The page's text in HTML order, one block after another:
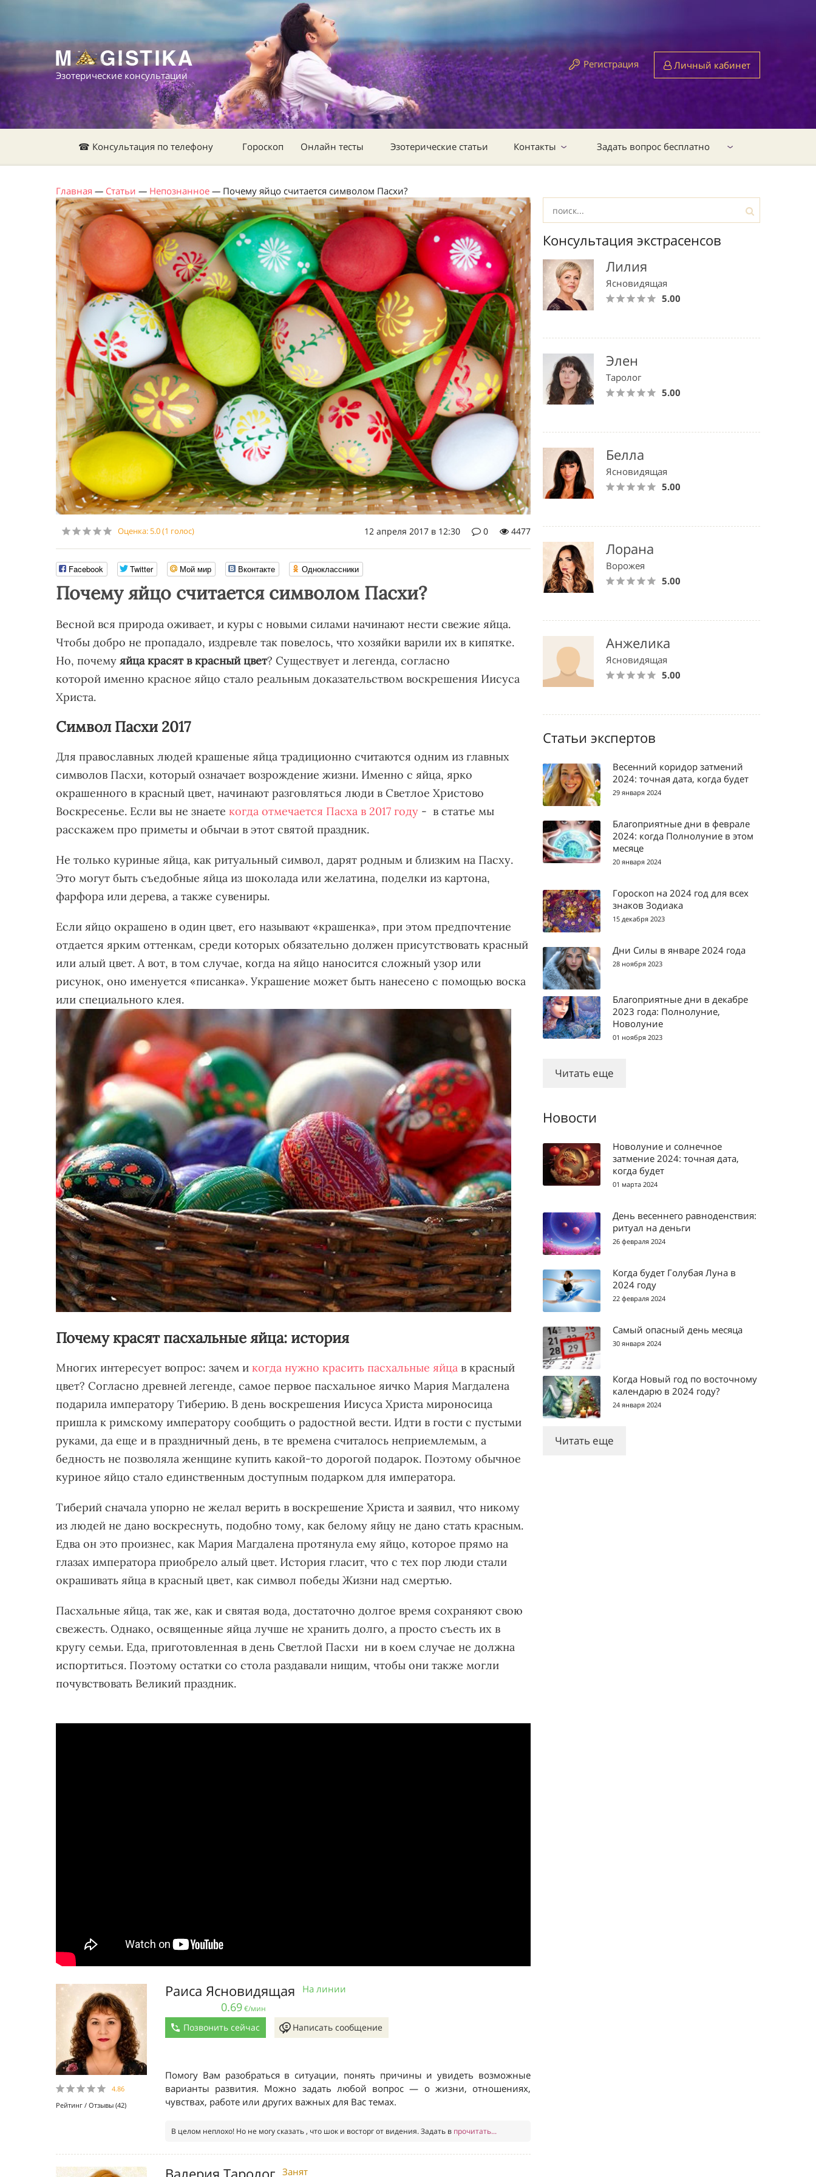
Эзотерические консультации
Регистрация Личный кабинет
☎ Консультация по телефону Гороскоп Онлайн тесты Эзотерические статьи Контакты Задать вопрос бесплатно
Главная — Статьи — Непознанное — Почему яйцо считается символом Пасхи?
Оценка: 5.0(1 голос) 12 апреля 2017 в 12:30 0 4477
Facebook Twitter Мой мир Вконтакте Одноклассники
Почему яйцо считается символом Пасхи?
Весной вся природа оживает, и куры с новыми силами начинают нести свежие яйца.
Чтобы добро не пропадало, издревле так повелось, что хозяйки варили их в кипятке.
Но, почему яйца красят в красный цвет? Существует и легенда, согласно
которой именно красное яйцо стало реальным доказательством воскрешения Иисуса
Христа.
Символ Пасхи 2017
Для православных людей крашеные яйца традиционно считаются одним из главных
символов Пасхи, который означает возрождение жизни. Именно с яйца, ярко
окрашенного в красный цвет, начинают разговляться люди в Светлое Христово
Воскресенье. Если вы не знаете когда отмечается Пасха в 2017 году - в статье мы
расскажем про приметы и обычаи в этот святой праздник.
Не только куриные яйца, как ритуальный символ, дарят родным и близким на Пасху.
Это могут быть съедобные яйца из шоколада или желатина, поделки из картона,
фарфора или дерева, а также сувениры.
Если яйцо окрашено в один цвет, его называют «крашенка», при этом предпочтение
отдается ярким оттенкам, среди которых обязательно должен присутствовать красный
или алый цвет. А вот, в том случае, когда на яйцо наносится сложный узор или
рисунок, оно именуется «писанка». Украшение может быть нанесено с помощью воска
или специального клея.
Почему красят пасхальные яйца: история
Многих интересует вопрос: зачем и когда нужно красить пасхальные яйца в красный
цвет? Согласно древней легенде, самое первое пасхальное яичко Мария Магдалена
подарила императору Тиберию. В день воскрешения Иисуса Христа мироносица
пришла к римскому императору сообщить о радостной вести. Идти в гости с пустыми
руками, да еще и в праздничный день, в те времена считалось неприемлемым, а
бедность не позволяла женщине купить какой-то дорогой подарок. Поэтому обычное
куриное яйцо стало единственным доступным подарком для императора.
Тиберий сначала упорно не желал верить в воскрешение Христа и заявил, что никому
из людей не дано воскреснуть, подобно тому, как белому яйцу не дано стать красным.
Едва он это произнес, как Мария Магдалена протянула ему яйцо, которое прямо на
глазах императора приобрело алый цвет. История гласит, что с тех пор люди стали
окрашивать яйца в красный цвет, как символ победы Жизни над смертью.
Пасхальные яйца, так же, как и святая вода, достаточно долгое время сохраняют свою
свежесть. Однако, освященные яйца лучше не хранить долго, а просто съесть их в
кругу семьи. Еда, приготовленная в день Светлой Пасхи ни в коем случае не должна
испортиться. Поэтому остатки со стола раздавали нищим, чтобы они также могли
почувствовать Великий праздник.
Консультация экстрасенсов
Лилия
Ясновидящая
5.00
Элен
Таролог
5.00
Белла
Ясновидящая
5.00
Лорана
Ворожея
5.00
Анжелика
Ясновидящая
5.00
Статьи экспертов
Весенний коридор затмений
2024: точная дата, когда будет
29 января 2024
Благоприятные дни в феврале
2024: когда Полнолуние в этом
месяце
20 января 2024
Гороскоп на 2024 год для всех
знаков Зодиака
15 декабря 2023
Дни Силы в январе 2024 года
28 ноября 2023
Благоприятные дни в декабре
2023 года: Полнолуние,
Новолуние
01 ноября 2023
Читать еще
Новости
Новолуние и солнечное
затмение 2024: точная дата,
когда будет
01 марта 2024
День весеннего равноденствия:
ритуал на деньги
26 февраля 2024
Когда будет Голубая Луна в
2024 году
22 февраля 2024
Самый опасный день месяца
30 января 2024
Когда Новый год по восточному
календарю в 2024 году?
24 января 2024
Читать еще